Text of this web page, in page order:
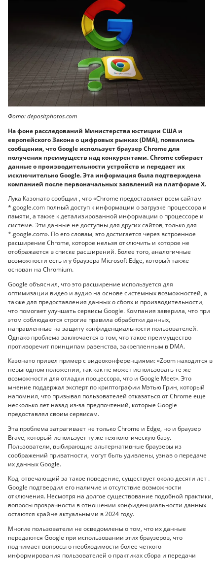
Фото: depositphotos.com
На фоне расследований Министерства юстиции США и
европейского Закона о цифровых рынках (DMA), появились
сообщения, что Google использует браузер Chrome для
получения преимуществ над конкурентами. Chrome собирает
данные о производительности устройств и передает их
исключительно Google. Эта информация была подтверждена
компанией после первоначальных заявлений на платформе X.
Лука Казонато сообщил , что «Chrome предоставляет всем сайтам
*.google.com полный доступ к информации о загрузке процессора и
памяти, а также к детализированной информации о процессоре и
системе. Эти данные не доступны для других сайтов, только для
*.google.com». По его словам, это достигается через встроенное
расширение Chrome, которое нельзя отключить и которое не
отображается в списке расширений. Более того, аналогичные
возможности есть и у браузера Microsoft Edge, который также
основан на Chromium.
Google объяснил, что это расширение используется для
оптимизации видео и аудио на основе системных возможностей, а
также для предоставления данных о сбоях и производительности,
что помогает улучшать сервисы Google. Компания заверила, что при
этом соблюдаются строгие правила обработки данных,
направленные на защиту конфиденциальности пользователей.
Однако проблема заключается в том, что такое преимущество
противоречит принципам равенства, закрепленным в DMA.
Казонато привел пример с видеоконференциями: «Zoom находится в
невыгодном положении, так как не может использовать те же
возможности для отладки процессора, что и Google Meet». Это
мнение поддержал эксперт по криптографии Мэтью Грин, который
напомнил, что призывал пользователей отказаться от Chrome еще
несколько лет назад из-за предпочтений, которые Google
предоставлял своим сервисам.
Эта проблема затрагивает не только Chrome и Edge, но и браузер
Brave, который использует ту же технологическую базу.
Пользователи, выбирающие альтернативные браузеры из
соображений приватности, могут быть удивлены, узнав о передаче
их данных Google.
Код, отвечающий за такое поведение, существует около десяти лет .
Google подтвердил его наличие и отсутствие возможности
отключения. Несмотря на долгое существование подобной практики,
вопросы прозрачности в отношении конфиденциальности данных
остаются крайне актуальными в 2024 году.
Многие пользователи не осведомлены о том, что их данные
передаются Google при использовании этих браузеров, что
поднимает вопросы о необходимости более четкого
информирования пользователей о практиках сбора и передачи